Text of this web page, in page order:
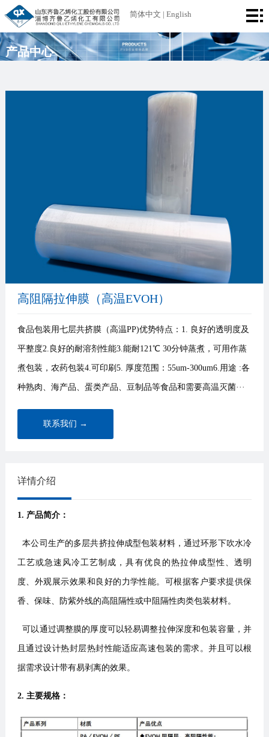
简体中文 English
首
页
公
产品中心
高阻隔拉伸膜（高温EVOH）
食品包装用七层共挤膜（高温PP)优势特点：1. 良好的透明度及
平整度2.良好的耐溶剂性能3.能耐121℃ 30分钟蒸煮，可用作蒸
煮包装，农药包装4.可印刷5. 厚度范围：55um-300um6.用途 :各
种熟肉、海产品、蛋类产品、豆制品等食品和需要高温灭菌···
联系我们 →
详情介绍
1. 产品简介：
本公司生产的多层共挤拉伸成型包装材料，通过环形下吹水冷
工艺或急速风冷工艺制成，具有优良的热拉伸成型性、透明
度、外观展示效果和良好的力学性能。可根据客户要求提供保
香、保味、防紫外线的高阻隔性或中阻隔性肉类包装材料。
可以通过调整膜的厚度可以轻易调整拉伸深度和包装容量，并
且通过设计热封层热封性能适应高速包装的需求。并且可以根
据需求设计带有易剥离的效果。
2. 主要规格：